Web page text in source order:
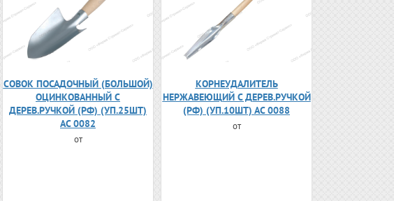
СОВОК ПОСАДОЧНЫЙ (БОЛЬШОЙ)
ОЦИНКОВАННЫЙ С
ДЕРЕВ.РУЧКОЙ (РФ) (УП.25ШТ)
АС 0082
от
КОРНЕУДАЛИТЕЛЬ
НЕРЖАВЕЮЩИЙ С ДЕРЕВ.РУЧКОЙ
(РФ) (УП.10ШТ) АС 0088
от